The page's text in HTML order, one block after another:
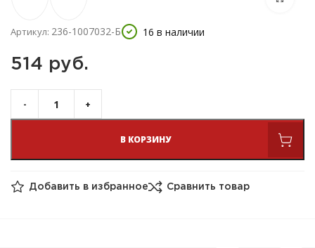
Артикул: 236-1007032-Б 16 в наличии
514 руб.
В КОРЗИНУ
Добавить в избранное Сравнить товар